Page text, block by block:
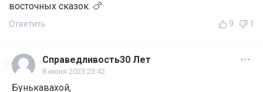
восточных сказок. 🍗
Ответить 9 1
Справедливость30 Лет
8 июня 2023 23:42
Бунькавахой,